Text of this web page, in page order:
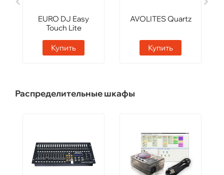
EURO DJ Easy
Touch Lite
Купить
AVOLITES Quartz
Купить
Распределительные шкафы